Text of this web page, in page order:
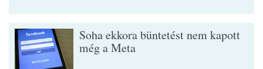
Soha ekkora büntetést nem kapott
még a Meta